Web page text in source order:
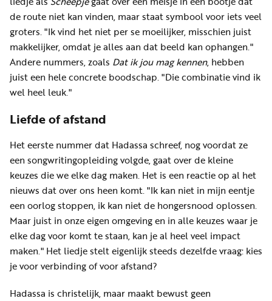
de route niet kan vinden, maar staat symbool voor iets veel
groters. "Ik vind het niet per se moeilijker, misschien juist
makkelijker, omdat je alles aan dat beeld kan ophangen."
Andere nummers, zoals Dat ik jou mag kennen, hebben
juist een hele concrete boodschap. "Die combinatie vind ik
wel heel leuk."
Liefde of afstand
Het eerste nummer dat Hadassa schreef, nog voordat ze
een songwritingopleiding volgde, gaat over de kleine
keuzes die we elke dag maken. Het is een reactie op al het
nieuws dat over ons heen komt. "Ik kan niet in mijn eentje
een oorlog stoppen, ik kan niet de hongersnood oplossen.
Maar juist in onze eigen omgeving en in alle keuzes waar je
elke dag voor komt te staan, kan je al heel veel impact
maken." Het liedje stelt eigenlijk steeds dezelfde vraag: kies
je voor verbinding of voor afstand?
Hadassa is christelijk, maar maakt bewust geen